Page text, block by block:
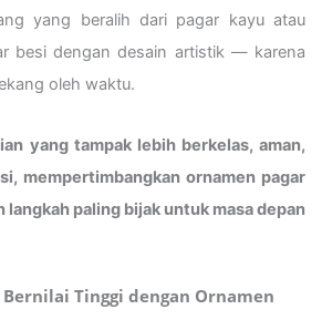
yang beralih dari pagar kayu atau
besi dengan desain artistik — karena
oleh waktu.
yang tampak lebih berkelas, aman,
mempertimbangkan ornamen pagar
langkah paling bijak untuk masa depan
Tinggi dengan Ornamen